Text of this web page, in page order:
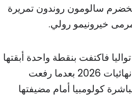
سالومون روندون تمريرة
خيرونيمو رولي.
فاكتفت بنقطة واحدة أبقتها
في الصدارة وعلى المسار الصحيح نحو التأهل إلى نهائيات 2026 بعدما رفعت
المباشرة كولومبيا أمام مضيفتها